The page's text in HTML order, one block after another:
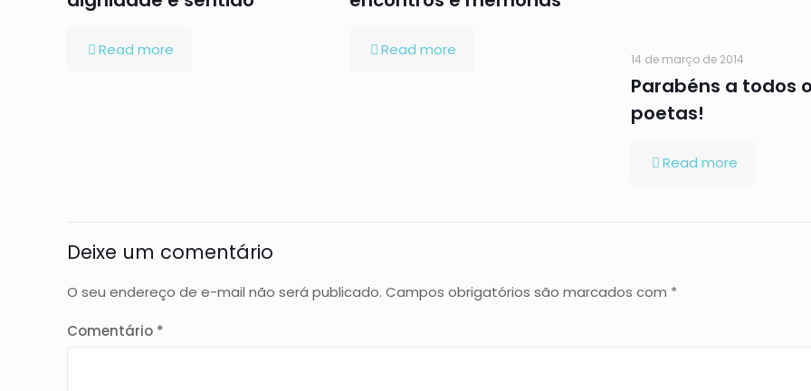
Read more Read more
14 de março de 2014
Parabéns a todos
poetas!
Read more
Deixe um comentário
O seu endereço de e-mail não será publicado. Campos obrigatórios são marcados com *
Comentário *